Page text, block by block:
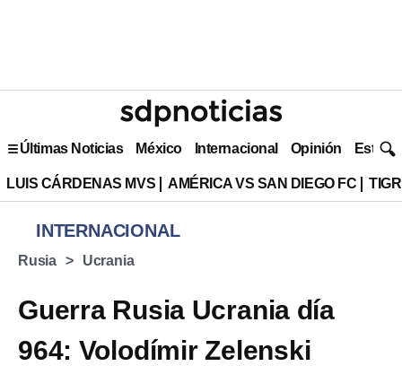
Últimas Noticias México Internacional Opinión Estilo
LUIS CÁRDENAS MVS AMÉRICA VS SAN DIEGO FC
INTERNACIONAL
Rusia Ucrania
Guerra Rusia Ucrania día
964: Volodímir Zelenski